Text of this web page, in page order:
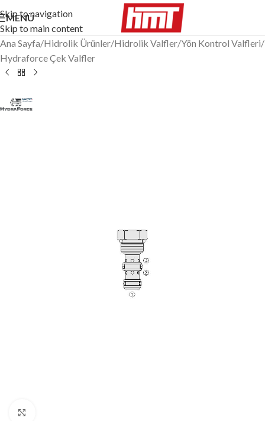
Skip to navigation
Skip to main content
MENÜ
Ana Sayfa/Hidrolik Ürünler/Hidrolik Valfler/Yön Kontrol Valfleri/
Hydraforce Çek Valfler